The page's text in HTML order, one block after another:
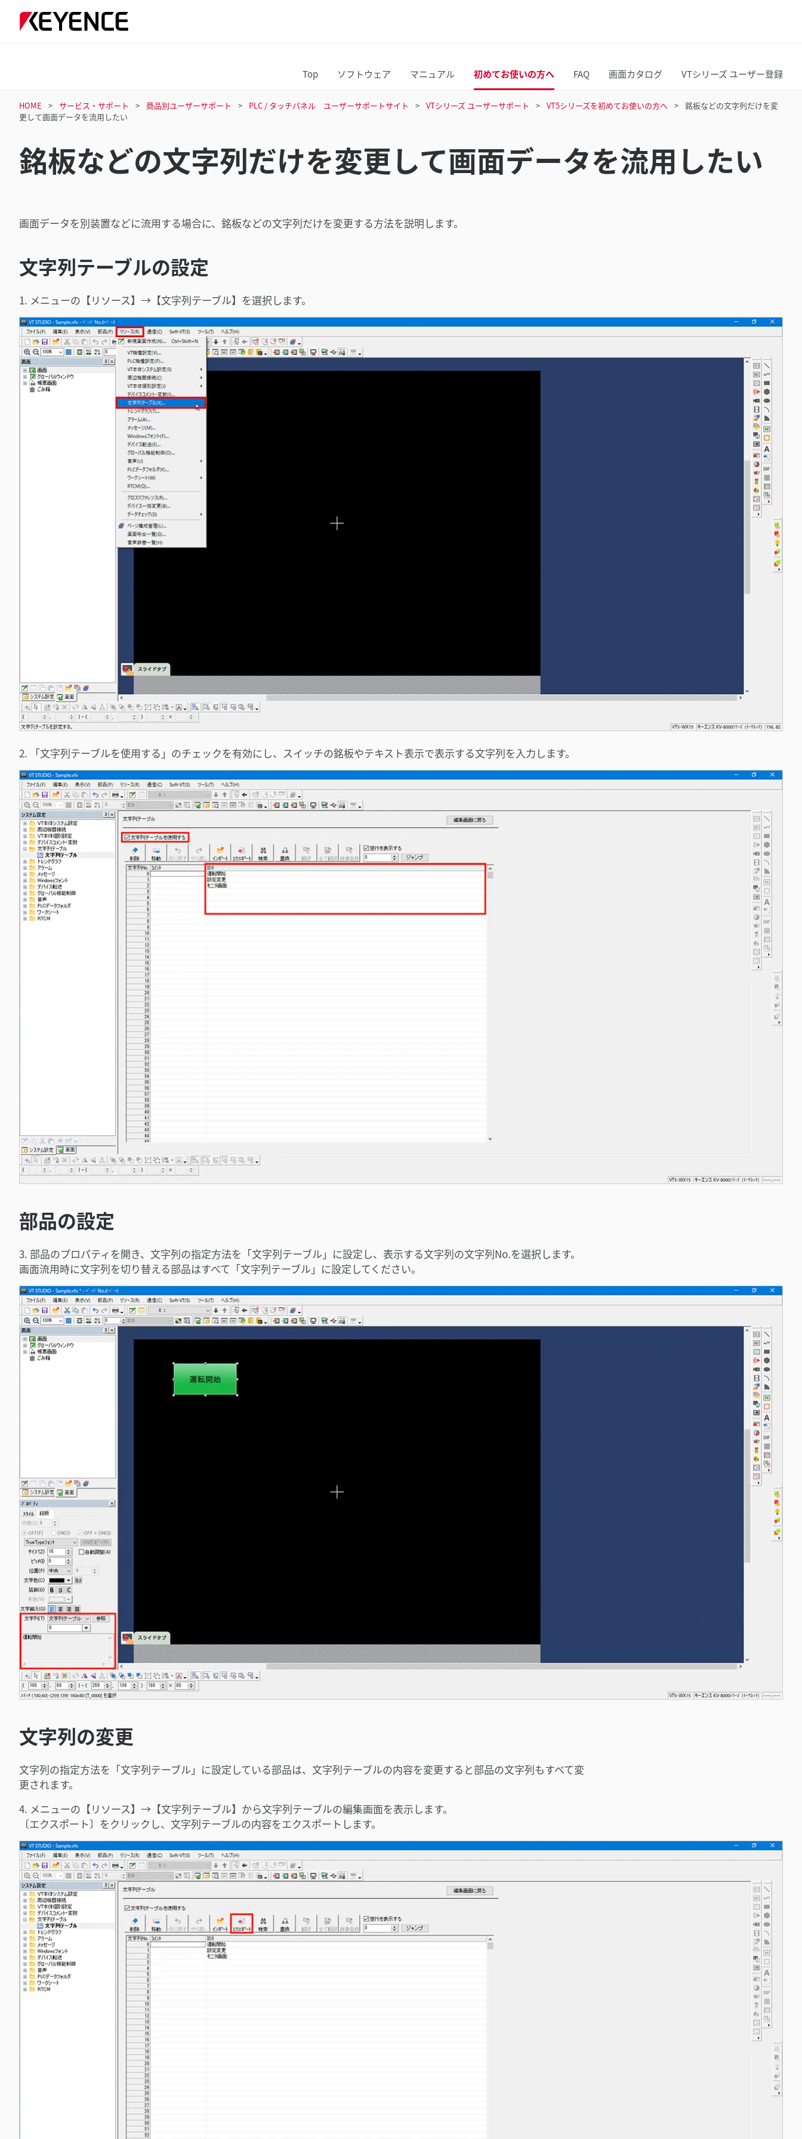
Top ソフトウェア マニュアル 初めてお使いの方へ FAQ 画面カタログ VTシリーズ ユーザー登録
HOME サービス・サポート 商品別ユーザーサポート PLC / タッチパネル ユーザーサポートサイト VTシリーズ ユーザーサポート VT5シリーズを初めてお使いの方へ
銘板などの文字列だけを変
更して画面データを流用したい
銘板などの文字列だけを変更して画面データを流用したい
画面データを別装置などに流用する場合に、銘板などの文字列だけを変更する方法を説明します。
文字列テーブルの設定
1. メニューの【リソース】→【文字列テーブル】を選択します。
2. 「文字列テーブルを使用する」のチェックを有効にし、スイッチの銘板やテキスト表示で表示する文字列を入力します。
部品の設定
3. 部品のプロパティを開き、文字列の指定方法を「文字列テーブル」に設定し、表示する文字列の文字列No.を選択します。
画面流用時に文字列を切り替える部品はすべて「文字列テーブル」に設定してください。
文字列の変更
文字列の指定方法を「文字列テーブル」に設定している部品は、文字列テーブルの内容を変更すると部品の文字列もすべて変
更されます。
4. メニューの【リソース】→【文字列テーブル】から文字列テーブルの編集画面を表示します。
〔エクスポート〕をクリックし、文字列テーブルの内容をエクスポートします。